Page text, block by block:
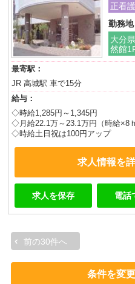
正看
勤務地
大分
然館
最寄駅：
JR 高城駅 車で15分
給与：
◇時給1,285円～1,345円
◇月給22.1万～23.1万円（時給×8
◇時給土日祝は100円アップ
求人情報を
求人を保存 電話
前の30件へ
条件を変